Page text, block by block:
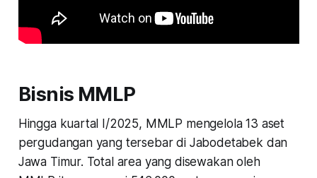
Bisnis MMLP
Hingga kuartal I/2025, MMLP mengelola 13 aset
pergudangan yang tersebar di Jabodetabek dan
Jawa Timur. Total area yang disewakan oleh